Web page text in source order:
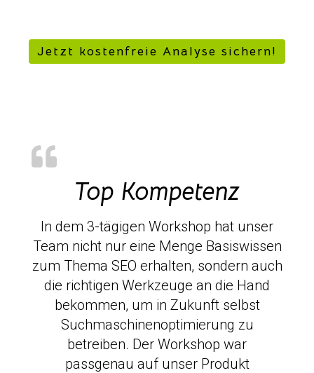
Jetzt kostenfreie Analyse sichern!
Top Kompetenz
In dem 3-tägigen Workshop hat unser
Team nicht nur eine Menge Basiswissen
zum Thema SEO erhalten, sondern auch
die richtigen Werkzeuge an die Hand
bekommen, um in Zukunft selbst
Suchmaschinenoptimierung zu
betreiben. Der Workshop war
passgenau auf unser Produkt